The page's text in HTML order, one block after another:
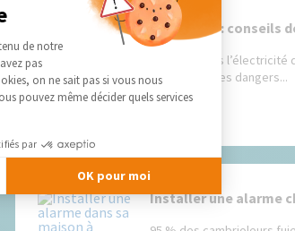
Électricité : conseils
Nous utilisons
soupçonner les dangers...
Installer une alarme
du Consentement :
de notre
pas
on ne sait pas si vous nous
pouvez même décider quels services
par
OK pour moi